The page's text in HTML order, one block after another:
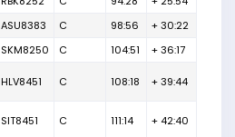
ASU8383 C 98:56
+ 30:22
SKM8250 C 104:51 + 36:17
HLV8451 C 108:18 + 39:44
SIT8451 C 111:14 + 42:40